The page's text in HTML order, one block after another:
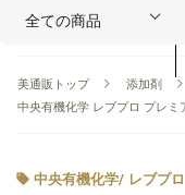
美通販トップ 添加剤
中央有機化学 レブプロ プレミ
中央有機化学/ レブプロ